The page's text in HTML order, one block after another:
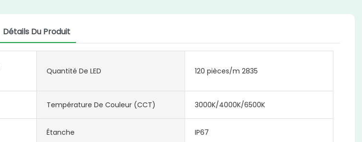
Détails Du Produit
Quantité De LED 120 pièces/m 2835
Température De Couleur (CCT) 3000K/4000K/6500K
Étanche IP67